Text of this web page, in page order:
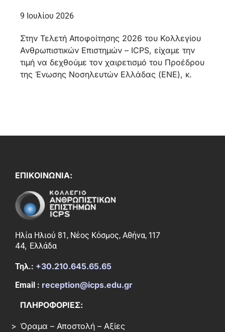
9 Ιουλίου 2026
Στην Τελετή Αποφοίτησης 2026 του Κολλεγίου
Ανθρωπιστικών Επιστημών – ICPS, είχαμε την
τιμή να δεχθούμε τον χαιρετισμό του Προέδρου
της Ένωσης Νοσηλευτών Ελλάδας (ΕΝΕ), κ.
ΕΠΙΚΟΙΝΩΝΙΑ:
Ηλία Ηλιού 81, Νέος Κόσμος, Αθήνα, 117
44, Ελλάδα
Τηλ.: +30.210.645.65.65
Email : reception@icps.edu.gr
ΠΛΗΡΟΦΟΡΙΕΣ:
Όραμα – Αποστολή – Αξίες